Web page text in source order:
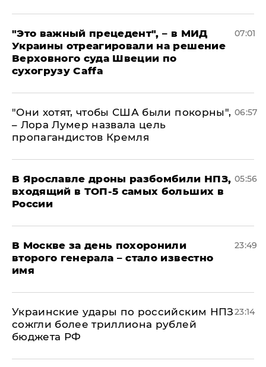
"Это важный прецедент", – в МИД
Украины отреагировали на решение
Верховного суда Швеции по
сухогрузу Caffa
07:01
"Они хотят, чтобы США были покорны",
– Лора Лумер назвала цель
пропагандистов Кремля
06:57
В Ярославле дроны разбомбили НПЗ,
входящий в ТОП-5 самых больших в
России
05:56
В Москве за день похоронили
второго генерала – стало известно
имя
23:49
Украинские удары по российским НПЗ
сожгли более триллиона рублей
бюджета РФ
23:14